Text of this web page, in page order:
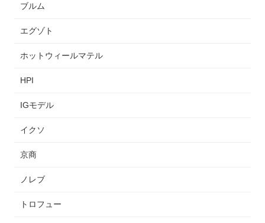
ブルム
エグゾト
ホットウィールマテル
HPI
IGモデル
イクソ
京商
ノレブ
トロフュー